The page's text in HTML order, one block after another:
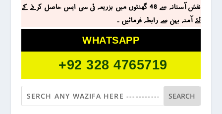
نقش آستانہ سے 48 گھنٹوں میں بزریعہ ٹی سی ایس حاصل کرنے کے
لئے آمنہ بہن سے رابطہ فرمائیں ۔
WHATSAPP
+92 328 4765719